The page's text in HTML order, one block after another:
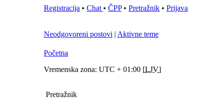
Registracija • Chat • ČPP• Pretražnik • Prijava
Neodgovoreni postovi | Aktivne teme
Početna
Vremenska zona: UTC + 01:00 [LJV]
Pretražnik